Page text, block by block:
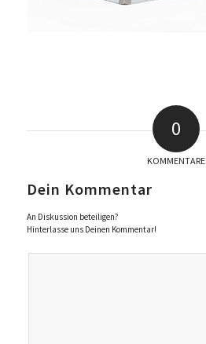
0
KOMMENTARE
Dein Kommentar
An Diskussion beteiligen?
Hinterlasse uns Deinen Kommentar!